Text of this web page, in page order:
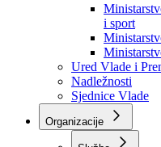
raseljena
zaštitu
i sport
Ured Vlade i
Nadležnosti
Sjednice Vlade